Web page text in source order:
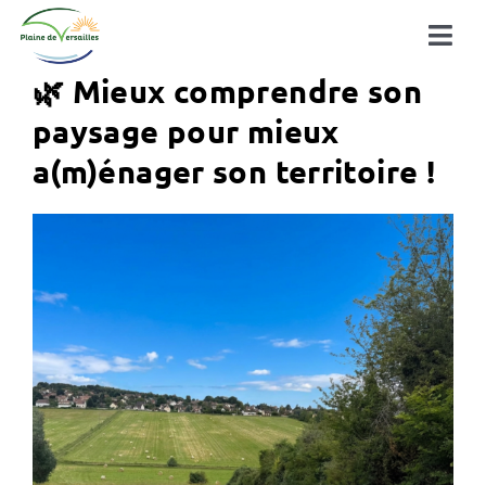
Passer
contenu
Découvrir la plaine
La plaine en action
🌿 Mieux comprendre son
paysage pour mieux
a(m)énager son territoire !